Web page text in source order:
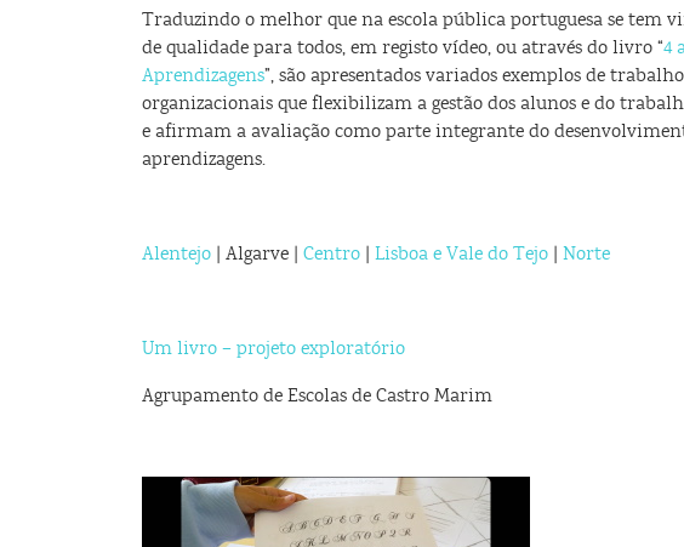
Traduzindo o melhor que na escola pública portuguesa se tem
de qualidade para todos, em registo vídeo, ou através do livro “4
Aprendizagens”, são apresentados variados exemplos de
organizacionais que flexibilizam a gestão dos alunos e do
e afirmam a avaliação como parte integrante do
aprendizagens.
Alentejo | Algarve | Centro | Lisboa e Vale do Tejo | Norte
Um livro – projeto exploratório
Agrupamento de Escolas de Castro Marim